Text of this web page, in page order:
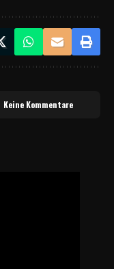
Keine Kommentare